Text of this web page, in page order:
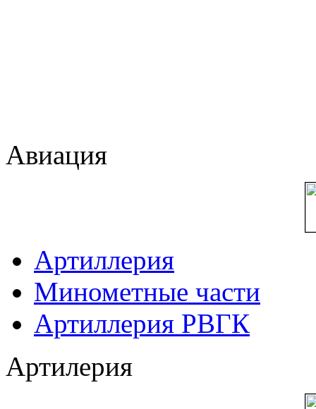
Авиация
Артиллерия
Минометные части
Артиллерия РВГК
Артилерия